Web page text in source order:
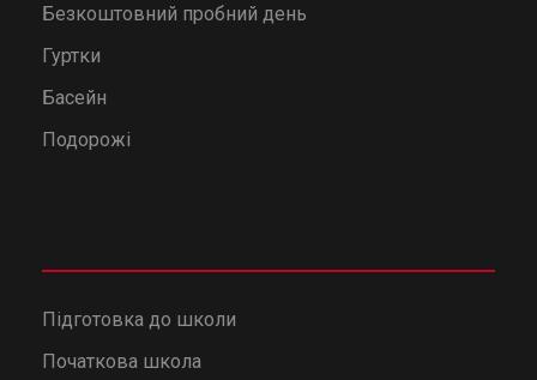
Безкоштовний пробний день
Гуртки
Басейн
Подорожі
Підготовка до школи
Початкова школа